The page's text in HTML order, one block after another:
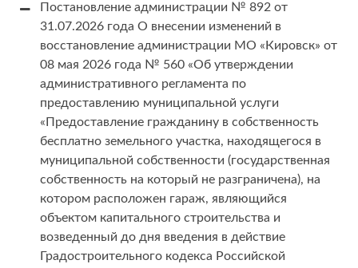
Постановление администрации № 892 от
31.07.2026 года О внесении изменений в
восстановление администрации МО «Кировск» от
08 мая 2026 года № 560 «Об утверждении
административного регламента по
предоставлению муниципальной услуги
«Предоставление гражданину в собственность
бесплатно земельного участка, находящегося в
муниципальной собственности (государственная
собственность на который не разграничена), на
котором расположен гараж, являющийся
объектом капитального строительства и
возведенный до дня введения в действие
Градостроительного кодекса Российской